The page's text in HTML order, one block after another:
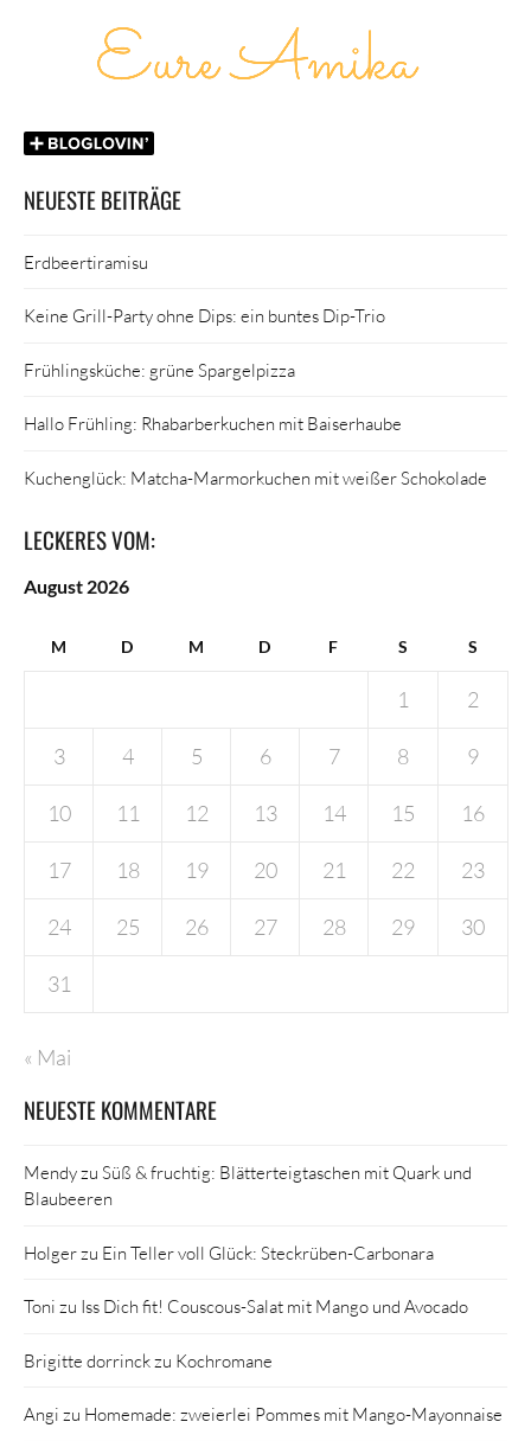
NEUESTE BEITRÄGE
Erdbeertiramisu
Keine Grill-Party ohne Dips: ein buntes Dip-Trio
Frühlingsküche: grüne Spargelpizza
Hallo Frühling: Rhabarberkuchen mit Baiserhaube
Kuchenglück: Matcha-Marmorkuchen mit weißer Schokolade
LECKERES VOM:
August 2026
M D M D F S S
1 2
3 4 5 6 7 8 9
10 11 12 13 14 15 16
17 18 19 20 21 22 23
24 25 26 27 28 29 30
31
« Mai
NEUESTE KOMMENTARE
Mendyzu Süß & fruchtig: Blätterteigtaschen mit Quark und
Blaubeeren
Holgerzu Ein Teller voll Glück: Steckrüben-Carbonara
Toni zu Iss Dich fit! Couscous-Salat mit Mango und Avocado
Brigitte dorrinckzu Kochromane
Angi zu Homemade: zweierlei Pommes mit Mango-Mayonnaise